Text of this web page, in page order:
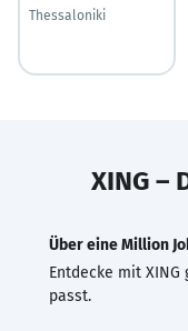
Thessaloniki
XING –
Über eine Million
Entdecke mit
passt.